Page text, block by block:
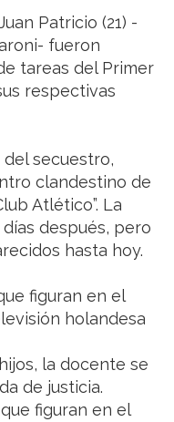
Patricio (21) -
fueron
tareas del Primer
respectivas
secuestro,
clandestino de
Atlético”. La
después, pero
hasta hoy.
figuran en el
holandesa
la docente se
de justicia.
figuran en el